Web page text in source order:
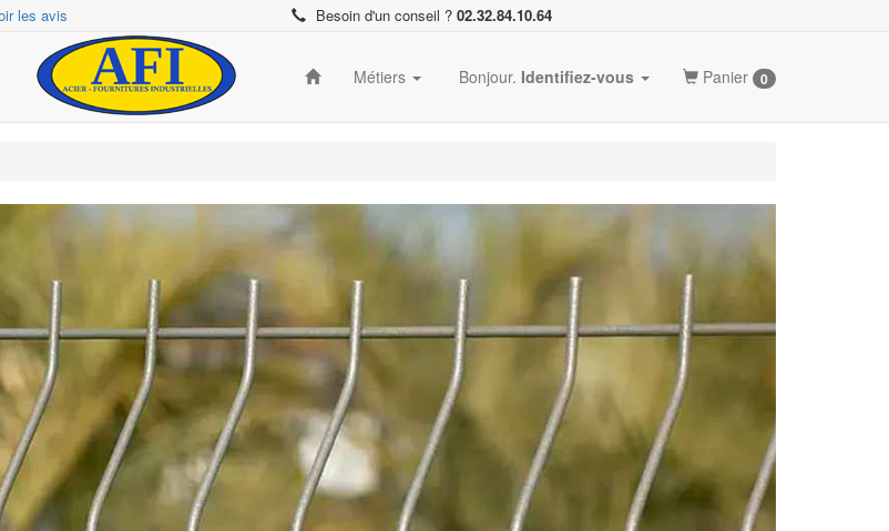
les avis Besoin d'un conseil ? 02.32.84.10.64
Métiers Bonjour. Identifiez-vous Panier 0